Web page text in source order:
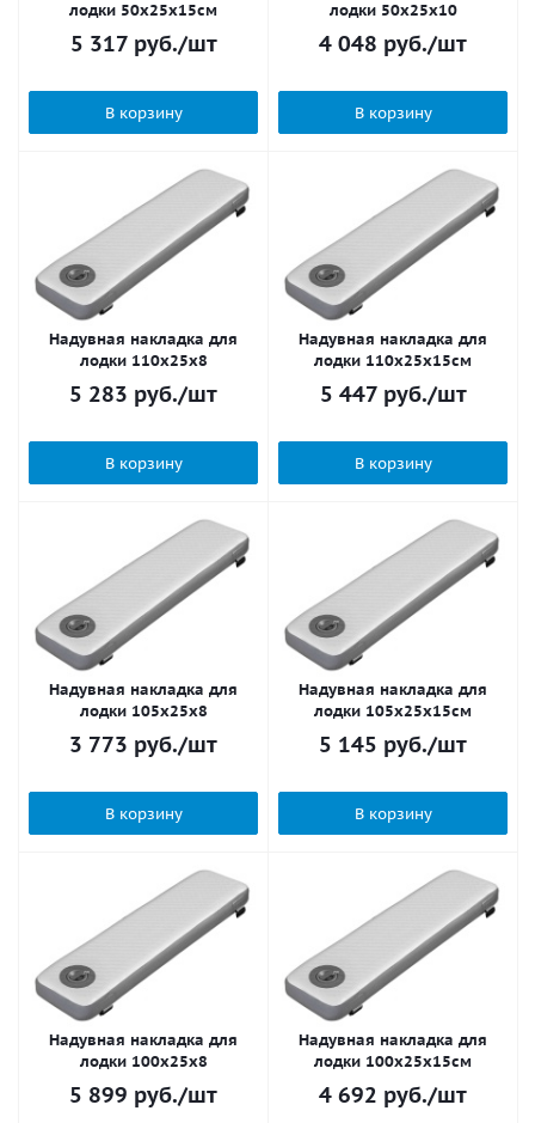
лодки 50х25x15см
5 317руб./шт
В корзину
лодки 50х25x10
4 048 руб./шт
В корзину
Надувная накладка для
лодки 110х25x8
5 283 руб./шт
В корзину
Надувная накладка для
лодки 110х25x15см
5 447руб./шт
В корзину
Надувная накладка для
лодки 105х25x8
3 773 руб./шт
В корзину
Надувная накладка для
лодки 105х25x15см
5 145 руб./шт
В корзину
Надувная накладка для
лодки 100х25x8
5 899 руб./шт
Надувная накладка для
лодки 100х25x15см
4 692 руб./шт